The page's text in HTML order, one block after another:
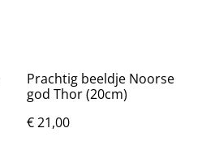
Prachtig beeldje Noorse
god Thor (20cm)
€ 21,00